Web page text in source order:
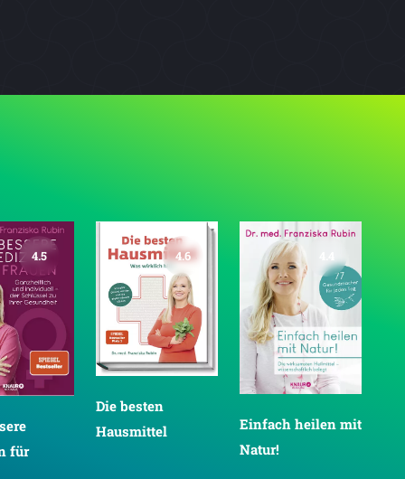
4.5
für
4.6
Die besten
Hausmittel
Einfach heilen mit
Natur!